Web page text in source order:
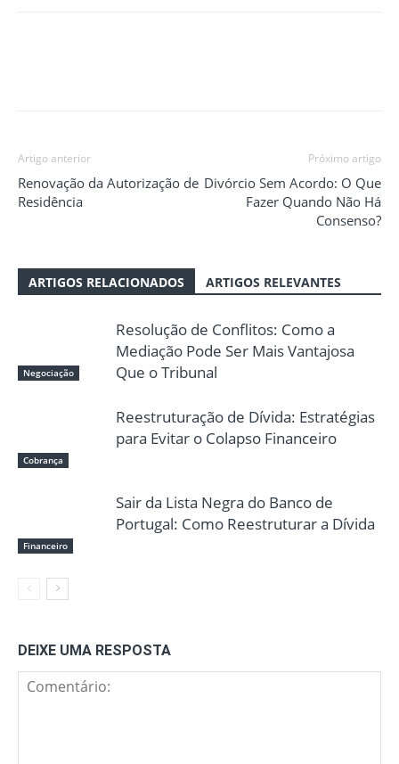
Artigo anterior
Renovação da Autorização de
Residência
Próximo artigo
Divórcio Sem Acordo: O Que
Fazer Quando Não Há
Consenso?
ARTIGOS RELACIONADOS ARTIGOS RELEVANTES
Negociação
Resolução de Conflitos: Como a
Mediação Pode Ser Mais Vantajosa
Que o Tribunal
Cobrança
Reestruturação de Dívida: Estratégias
para Evitar o Colapso Financeiro
Financeiro
Sair da Lista Negra do Banco de
Portugal: Como Reestruturar a Dívida
DEIXE UMA RESPOSTA